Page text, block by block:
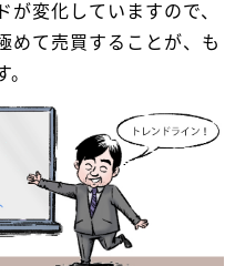
が変化していますので、
めて売買することが、も